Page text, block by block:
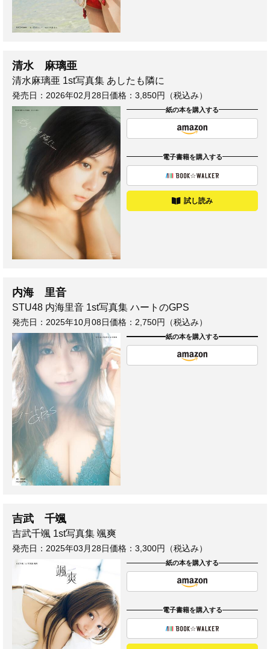
清水 麻璃亜
清水麻璃亜 1st写真集 あしたも隣に
発売日： 2026年02月28日価格：3,850円（税込み）
紙の本を購入する
電子書籍を購入する
試し読み
内海 里音
STU48 内海里音 1st写真集 ハートのGPS
発売日： 2025年10月08日価格：2,750円（税込み）
紙の本を購入する
吉武 千颯
吉武千颯 1st写真集 颯爽
発売日： 2025年03月28日価格：3,300円（税込み）
紙の本を購入する
電子書籍を購入する